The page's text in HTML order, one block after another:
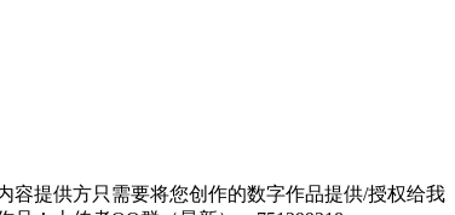
容提供方只需要将您创作的数字作品提供/授权给我